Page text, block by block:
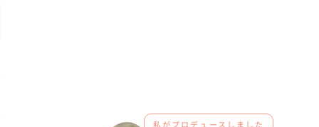
私がプロデュースしました